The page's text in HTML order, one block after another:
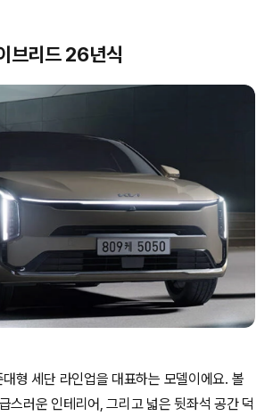
브리드 26년식
형 세단 라인업을 대표하는 모델이에요. 볼
스러운 인테리어, 그리고 넓은 뒷좌석 공간 덕